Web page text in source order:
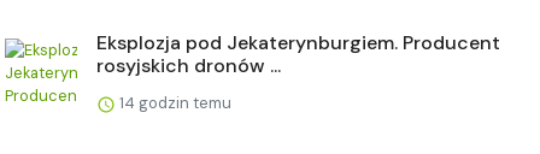
Eksplozja pod Jekaterynburgiem. Producent
rosyjskich dronów ...
14 godzin temu